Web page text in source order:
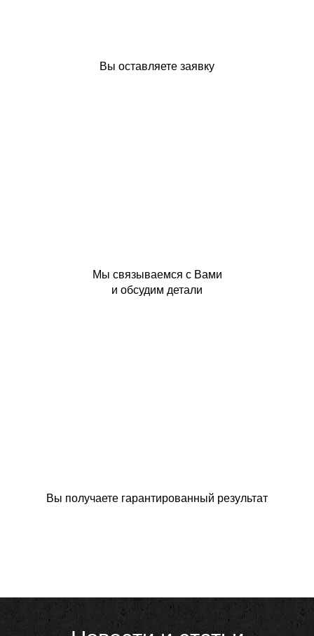
Вы оставляете заявку
Мы связываемся с Вами
и обсудим детали
Вы получаете гарантированный результат